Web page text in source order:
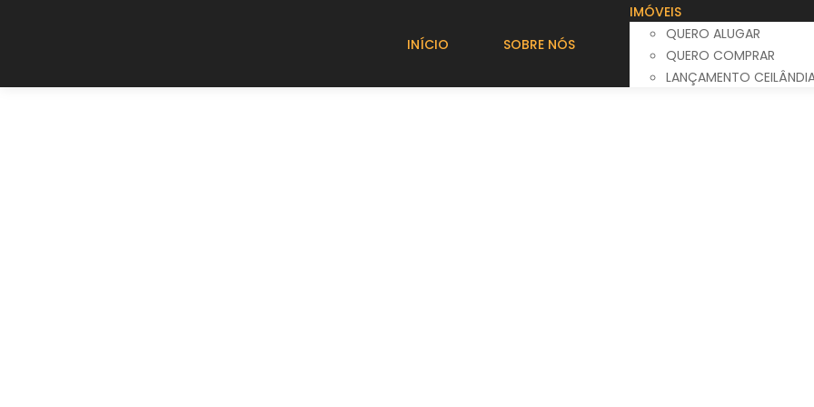
INÍCIO SOBRE NÓS
IMÓVEIS
QUERO ALUGAR
QUERO COMPRAR
LANÇAMENTO